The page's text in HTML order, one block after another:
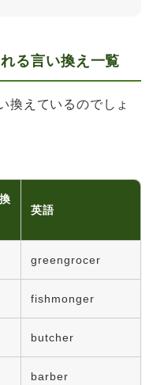
る言い換え一覧
換えているのでしょ
英語
greengrocer
fishmonger
butcher
barber